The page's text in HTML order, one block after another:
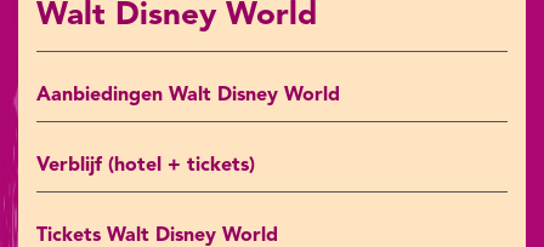
Walt Disney World
Aanbiedingen Walt Disney World
Verblijf (hotel + tickets)
Tickets Walt Disney World